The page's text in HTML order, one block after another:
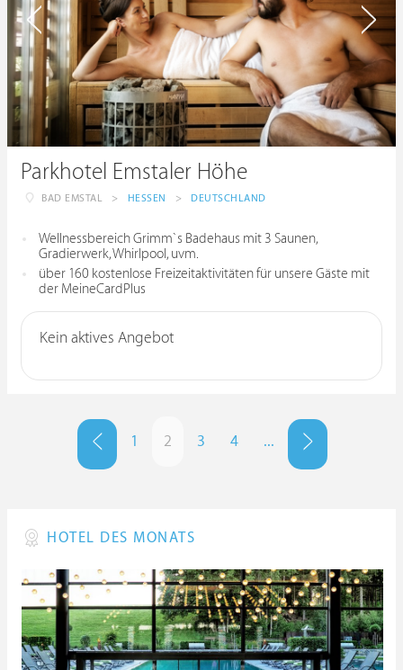
Parkhotel Emstaler Höhe
BAD EMSTAL > HESSEN > DEUTSCHLAND
Wellnessbereich Grimm`s Badehaus mit 3 Saunen,
Gradierwerk, Whirlpool, uvm.
über 160 kostenlose Freizeitaktivitäten für unsere Gäste mit
der MeineCardPlus
Kein aktives Angebot
1 2 3 4 ...
HOTEL DES MONATS